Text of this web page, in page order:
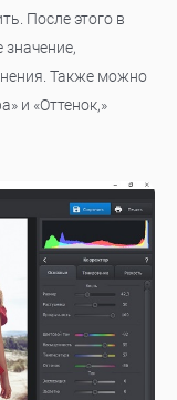
После этого в
значение,
Также можно
и «Оттенок,»